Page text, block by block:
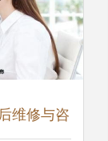
维修与咨